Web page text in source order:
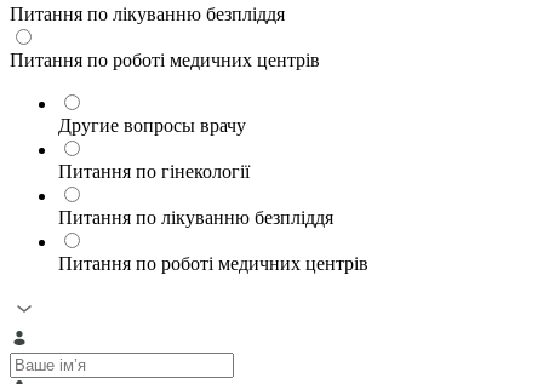
Питання по лікуванню безпліддя
Питання по роботі медичних центрів
Другие вопросы врачу
Питання по гінекології
Питання по лікуванню безпліддя
Питання по роботі медичних центрів